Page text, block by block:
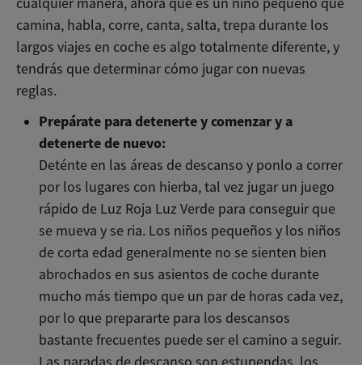
camina, habla, corre, canta, salta, trepa durante los
largos viajes en coche es algo totalmente diferente, y
tendrás que determinar cómo jugar con nuevas
reglas.
Prepárate para detenerte y comenzar y a
detenerte de nuevo:
Deténte en las áreas de descanso y ponlo a correr
por los lugares con hierba, tal vez jugar un juego
rápido de Luz Roja Luz Verde para conseguir que
se mueva y se ria. Los niños pequeños y los niños
de corta edad generalmente no se sienten bien
abrochados en sus asientos de coche durante
mucho más tiempo que un par de horas cada vez,
por lo que prepararte para los descansos
bastante frecuentes puede ser el camino a seguir.